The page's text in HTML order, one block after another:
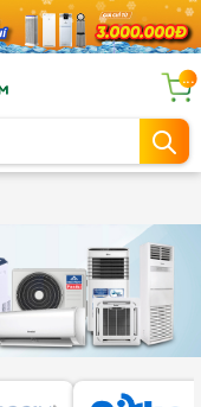
...